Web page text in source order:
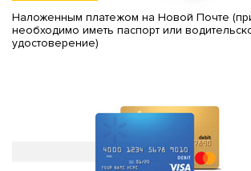
Наложенным платежом на Новой Почте
необходимо иметь паспорт или
удостоверение)